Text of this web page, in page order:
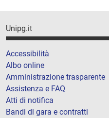
Unipg.it
Accessibilità
Albo online
Amministrazione trasparente
Assistenza e FAQ
Atti di notifica
Bandi di gara e contratti